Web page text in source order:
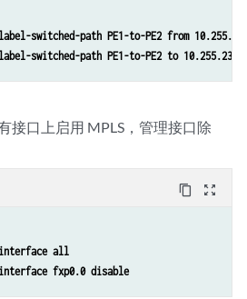
switched-path PE1-to-PE2 from
switched-path PE1-to-PE2 to
接口上启用 MPLS，管理接口除
content_copy zoom_out_map
all
fxp0.0 disable